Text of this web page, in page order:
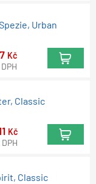
Urban
Kč
Classic
Kč
Classic